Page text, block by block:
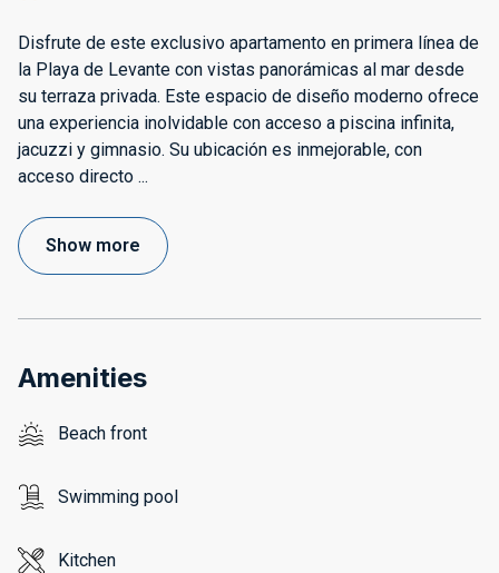
Disfrute de este exclusivo apartamento en primera línea de
la Playa de Levante con vistas panorámicas al mar desde
su terraza privada. Este espacio de diseño moderno ofrece
una experiencia inolvidable con acceso a piscina infinita,
jacuzzi y gimnasio. Su ubicación es inmejorable, con
acceso directo ...
Show more
Amenities
Beach front
Swimming pool
Kitchen